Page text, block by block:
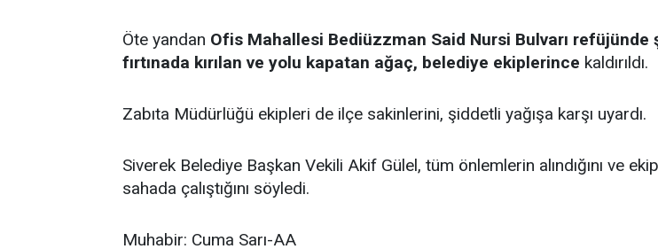
Öte yandan Ofis Mahallesi Bediüzzman Said Nursi Bulvarı refüjünde
fırtınada kırılan ve yolu kapatan ağaç, belediye ekiplerince kaldırıldı.
Zabıta Müdürlüğü ekipleri de ilçe sakinlerini, şiddetli yağışa karşı uyardı.
Siverek Belediye Başkan Vekili Akif Gülel, tüm önlemlerin alındığını ve
sahada çalıştığını söyledi.
Muhabir: Cuma Sarı-AA